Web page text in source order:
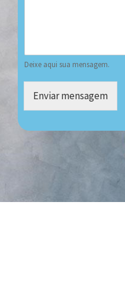
Deixe aqui sua mensagem.
Enviar mensagem